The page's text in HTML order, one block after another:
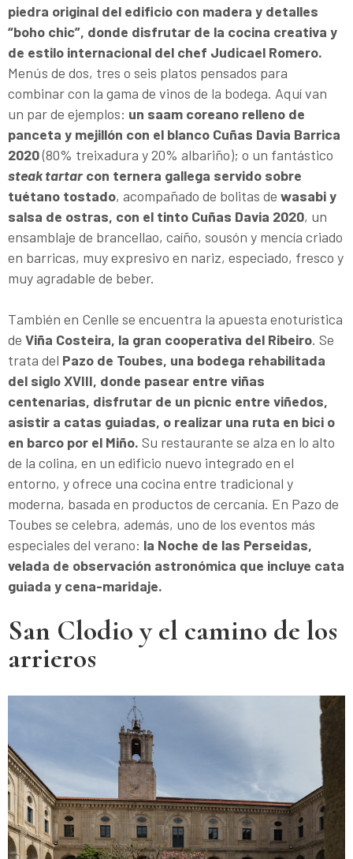
piedra original del edificio con madera y detalles
“boho chic”, donde disfrutar de la cocina creativa y
de estilo internacional del chef Judicael Romero.
Menús de dos, tres o seis platos pensados para
combinar con la gama de vinos de la bodega. Aquí van
un par de ejemplos: un saam coreano relleno de
panceta y mejillón con el blanco Cuñas Davia Barrica
2020(80% treixadura y 20% albariño); o un fantástico
steak tartar con ternera gallega servido sobre
tuétano tostado, acompañado de bolitas de wasabi y
salsa de ostras, con el tinto Cuñas Davia 2020, un
ensamblaje de brancellao, caíño, sousón y mencía criado
en barricas, muy expresivo en nariz, especiado, fresco y
muy agradable de beber.
También en Cenlle se encuentra la apuesta enoturística
de Viña Costeira, la gran cooperativa del Ribeiro. Se
trata del Pazo de Toubes, una bodega rehabilitada
del siglo XVIII, donde pasear entre viñas
centenarias, disfrutar de un picnic entre viñedos,
asistir a catas guiadas, o realizar una ruta en bici o
en barco por el Miño. Su restaurante se alza en lo alto
de la colina, en un edificio nuevo integrado en el
entorno, y ofrece una cocina entre tradicional y
moderna, basada en productos de cercanía. En Pazo de
Toubes se celebra, además, uno de los eventos más
especiales del verano: la Noche de las Perseidas,
velada de observación astronómica que incluye cata
guiada y cena-maridaje.
San Clodio y el camino de los
arrieros